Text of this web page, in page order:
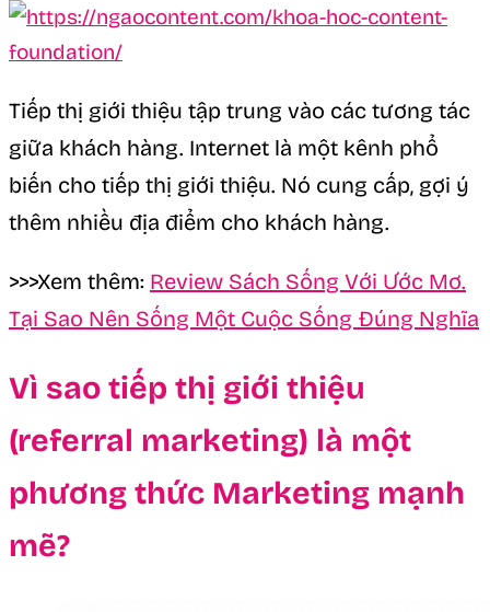
Tiếp thị giới thiệu tập trung vào các tương tác
giữa khách hàng. Internet là một kênh phổ
biến cho tiếp thị giới thiệu. Nó cung cấp, gợi ý
thêm nhiều địa điểm cho khách hàng.
>>>Xem thêm: Review Sách Sống Với Ước Mơ.
Tại Sao Nên Sống Một Cuộc Sống Đúng Nghĩa
Vì sao tiếp thị giới thiệu
(referral marketing) là một
phương thức Marketing mạnh
mẽ?